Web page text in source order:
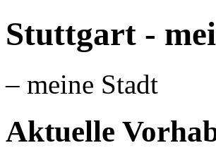
Stuttgart -
– meine Stadt
Aktuelle